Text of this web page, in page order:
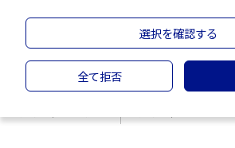
季節と乾癬＜春＞
全て拒否
選択を確認する